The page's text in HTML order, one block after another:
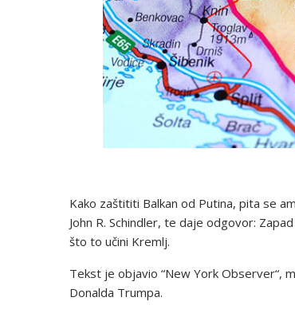
Kako zaštititi Balkan od Putina, pita se
John R. Schindler, te daje odgovor:
što to učini Kremlj.
Tekst je objavio “New York Observer“,
Donalda Trumpa.